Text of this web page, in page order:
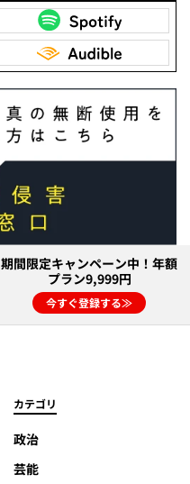
期間限定キャンペーン中！年額
プラン9,999円
今すぐ登録する≫
カテゴリ
政治
芸能